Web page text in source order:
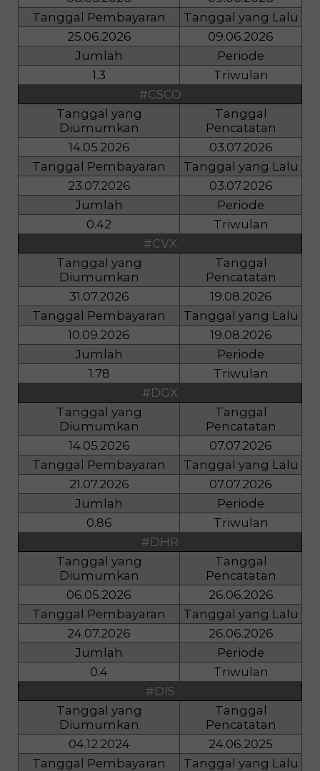
Tanggal Pembayaran
Tanggal yang Lalu
25.06.2026
09.06.2026
Jumlah
Periode
1.3
Triwulan
#CSCO
Tanggal yang
Diumumkan
Tanggal
Pencatatan
14.05.2026
03.07.2026
Tanggal Pembayaran
Tanggal yang Lalu
23.07.2026
03.07.2026
Jumlah
Periode
0.42
Triwulan
#CVX
Tanggal yang
Diumumkan
Tanggal
Pencatatan
31.07.2026
19.08.2026
Tanggal Pembayaran
Tanggal yang Lalu
10.09.2026
19.08.2026
Jumlah
Periode
1.78
Triwulan
#DGX
Tanggal yang
Diumumkan
Tanggal
Pencatatan
14.05.2026
07.07.2026
Tanggal Pembayaran
Tanggal yang Lalu
21.07.2026
07.07.2026
Jumlah
Periode
0.86
Triwulan
#DHR
Tanggal yang
Diumumkan
Tanggal
Pencatatan
06.05.2026
26.06.2026
Tanggal Pembayaran
Tanggal yang Lalu
24.07.2026
26.06.2026
Jumlah
Periode
0.4
Triwulan
#DIS
Tanggal yang
Diumumkan
Tanggal
Pencatatan
04.12.2024
24.06.2025
Tanggal Pembayaran
Tanggal yang Lalu